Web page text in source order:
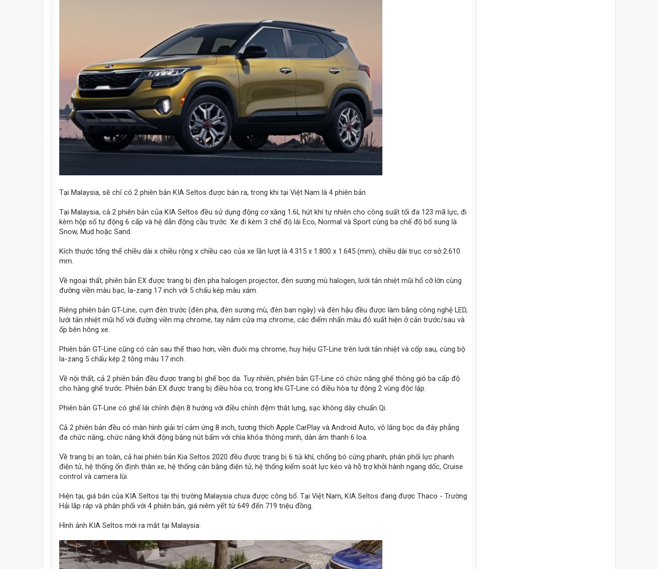
Tại Malaysia, sẽ chỉ có 2 phiên bản KIA Seltos được bán ra, trong khi tại Việt Nam là 4 phiên bản
Tại Malaysia, cả 2 phiên bản của KIA Seltos đều sử dụng động cơ xăng 1.6L hút khí tự nhiên cho công suất tối đa 123 mã lực, đi
kèm hộp số tự động 6 cấp và hệ dẫn động cầu trước. Xe đi kèm 3 chế độ lái Eco, Normal và Sport cùng ba chế độ bổ sung là
Snow, Mud hoặc Sand.
Kích thước tổng thể chiều dài x chiều rộng x chiều cao của xe lần lượt là 4.315 x 1.800 x 1.645 (mm), chiều dài trục cơ sở 2.610
mm.
Về ngoại thất, phiên bản EX được trang bị đèn pha halogen projector, đèn sương mù halogen, lưới tản nhiệt mũi hổ cỡ lớn cùng
đường viền màu bạc, la-zang 17 inch với 5 chấu kép màu xám.
Riêng phiên bản GT-Line, cụm đèn trước (đèn pha, đèn sương mù, đèn ban ngày) và đèn hậu đều được làm bằng công nghệ LED,
lưới tản nhiệt mũi hổ với đường viền mạ chrome, tay nắm cửa mạ chrome, các điểm nhấn màu đỏ xuất hiện ở cản trước/sau và
ốp bên hông xe.
Phiên bản GT-Line cũng có cản sau thể thao hơn, viền đuôi mạ chrome, huy hiệu GT-Line trên lưới tản nhiệt và cốp sau, cùng bộ
la-zang 5 chấu kép 2 tông màu 17 inch.
Về nội thất, cả 2 phiên bản đều được trang bị ghế bọc da. Tuy nhiên, phiên bản GT-Line có chức năng ghế thông gió ba cấp độ
cho hàng ghế trước. Phiên bản EX được trang bị điều hòa cơ, trong khi GT-Line có điều hòa tự động 2 vùng độc lập.
Phiên bản GT-Line có ghế lái chỉnh điện 8 hướng với điều chỉnh đệm thắt lưng, sạc không dây chuẩn Qi.
Cả 2 phiên bản đều có màn hình giải trí cảm ứng 8 inch, tương thích Apple CarPlay và Android Auto, vô lăng bọc da đáy phẳng
đa chức năng, chức năng khởi động bằng nút bấm với chìa khóa thông minh, dàn âm thanh 6 loa.
Về trang bị an toàn, cả hai phiên bản Kia Seltos 2020 đều được trang bị 6 túi khí, chống bó cứng phanh, phân phối lực phanh
điện tử, hệ thống ổn định thân xe, hệ thống cân bằng điện tử, hệ thống kiểm soát lực kéo và hỗ trợ khởi hành ngang dốc, Cruise
control và camera lùi.
Hiện tại, giá bán của KIA Seltos tại thị trường Malaysia chưa được công bố. Tại Việt Nam, KIA Seltos đang được Thaco - Trường
Hải lắp ráp và phân phối với 4 phiên bản, giá niêm yết từ 649 đến 719 triệu đồng.
Hình ảnh KIA Seltos mới ra mắt tại Malaysia: